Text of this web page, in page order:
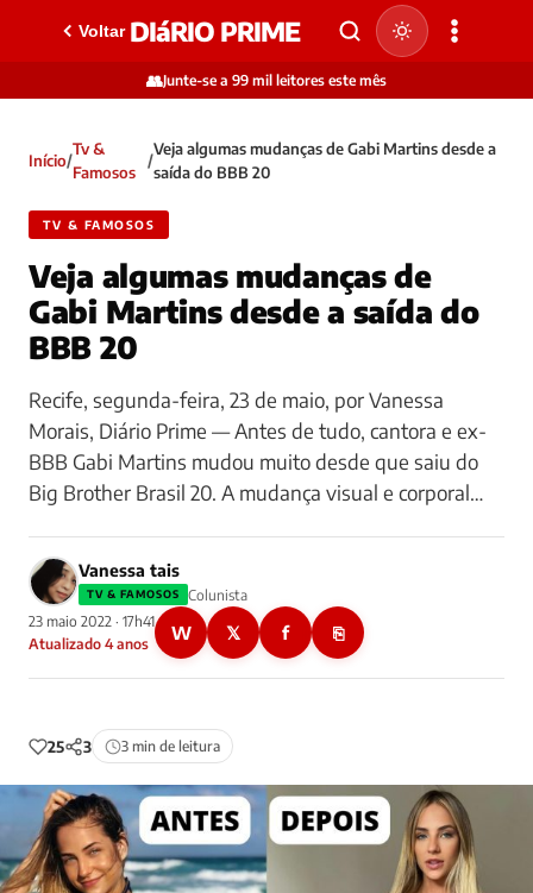
Voltar DIáRIO PRIME
👥Junte-se a 99 mil leitores este mês
Início/
Tv &
Famosos
/
Veja algumas mudanças de Gabi Martins desde a
saída do BBB 20
TV & FAMOSOS
Veja algumas mudanças de
Gabi Martins desde a saída do
BBB 20
Recife, segunda-feira, 23 de maio, por Vanessa
Morais, Diário Prime — Antes de tudo, cantora e ex-
BBB Gabi Martins mudou muito desde que saiu do
Big Brother Brasil 20. A mudança visual e corporal…
Vanessa tais
TV & FAMOSOS
Colunista
23 maio 2022 · 17h41
Atualizado 4 anos
W 𝕏 f ⎘
25 3 3 min de leitura